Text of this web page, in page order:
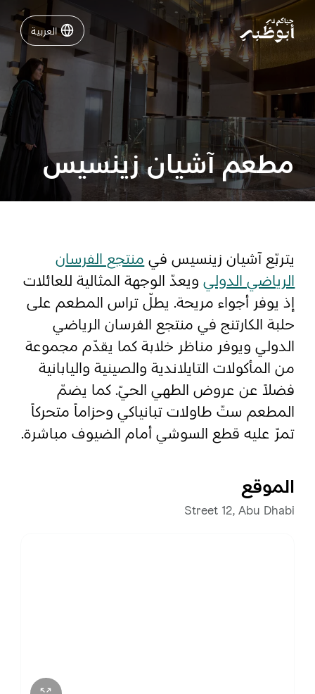
العربية
العربية
نشاطات لا تفوّتها في أبوظبي
دليلك لأبوظبي
فعاليات
تسجيل الدخول مسارات
المفضلة رسم خريطة
أبو ظبي
منطقة الظفرة
دائرة الثقافة والسياحة - أبوظبي
مطعم آشيان زينسيس
يتربّع آشيان زينسيس في منتجع الفرسان
الرياضي الدوليويعدّ الوجهة المثالية للعائلات
إذ يوفر أجواء مريحة. يطلّ تراس المطعم على
حلبة الكارتنج في منتجع الفرسان الرياضي
الدولي ويوفر مناظر خلابة كما يقدّم مجموعة
من المأكولات التايلاندية والصينية واليابانية
فضلاً عن عروض الطهي الحيّ. كما يضمّ
المطعم ستّ طاولات تبانياكي وحزاماً متحركاً
تمرّ عليه قطع السوشي أمام الضيوف مباشرة.
الموقع
Street 12, Abu Dhabi